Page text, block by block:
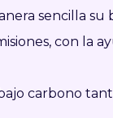
sencilla su
con la
carbono